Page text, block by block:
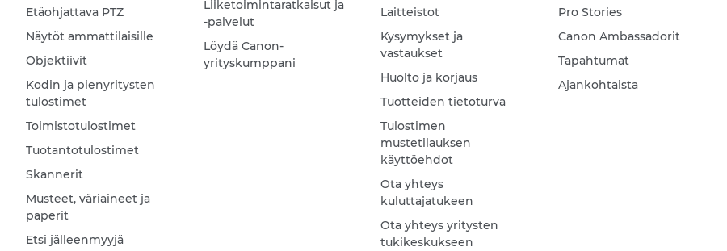
Etäohjattava PTZ
Näytöt ammattilaisille
Objektiivit
Kodin ja pienyritysten
tulostimet
Toimistotulostimet
Tuotantotulostimet
Skannerit
Musteet, väriaineet ja
paperit
Etsi jälleenmyyjä
Liiketoimintaratkaisut ja
-palvelut
Löydä Canon-
yrityskumppani
Laitteistot
Kysymykset ja
vastaukset
Huolto ja korjaus
Tuotteiden tietoturva
Tulostimen
mustetilauksen
käyttöehdot
Ota yhteys
kuluttajatukeen
Ota yhteys yritysten
tukikeskukseen
Pro Stories
Canon Ambassadorit
Tapahtumat
Ajankohtaista